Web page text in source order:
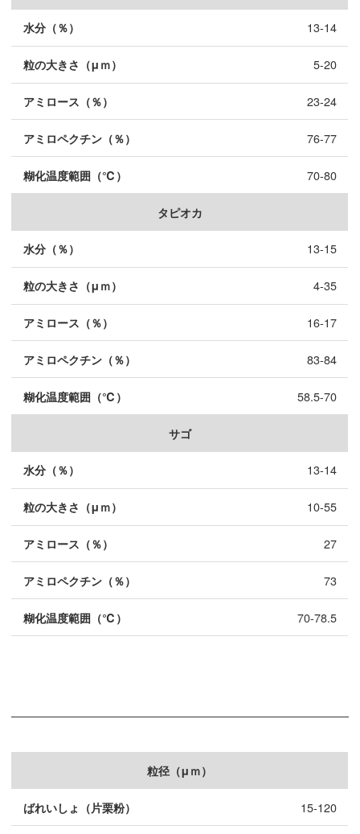
13-14
5-20
23-24
76-77
70-80
タピオカ
13-15
4-35
16-17
83-84
58.5-70
サゴ
13-14
10-55
27
73
70-78.5
粒径（μｍ）
15-120